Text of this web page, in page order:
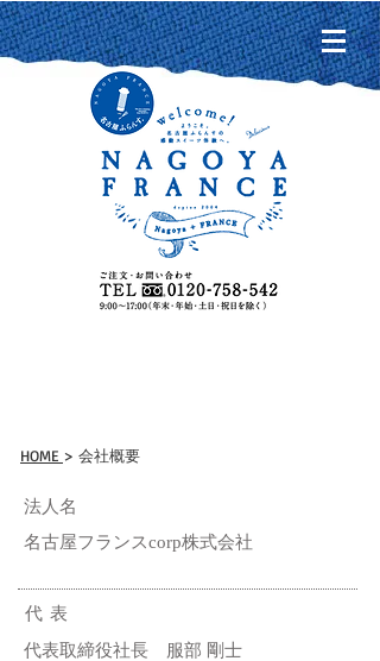
HOME > 会社概要
法人名
名古屋フランスcorp株式会社
代表
代表取締役社長 服部 剛士